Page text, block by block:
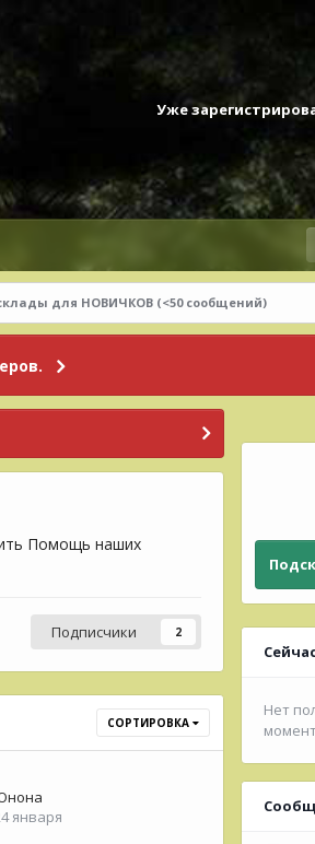
Уже
для НОВИЧКОВ (<50 сообщений)
Помощь наших
Подписчики 2
СОРТИРОВКА
января
Нет